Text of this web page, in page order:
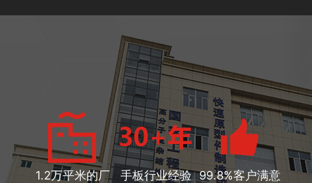
1.2万平米的厂
手板行业经验 99.8%客户满意